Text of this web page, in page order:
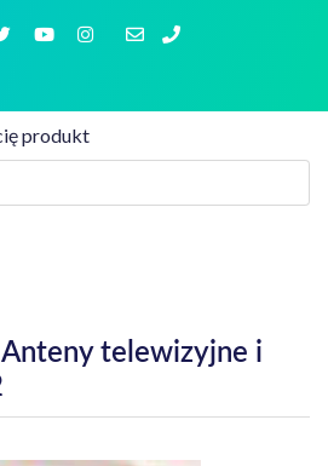
produkt
Anteny telewizyjne i